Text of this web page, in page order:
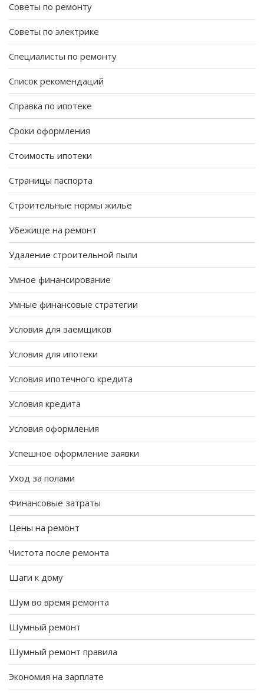
Советы по ремонту
Советы по электрике
Специалисты по ремонту
Список рекомендаций
Справка по ипотеке
Сроки оформления
Стоимость ипотеки
Страницы паспорта
Строительные нормы жилье
Убежище на ремонт
Удаление строительной пыли
Умное финансирование
Умные финансовые стратегии
Условия для заемщиков
Условия для ипотеки
Условия ипотечного кредита
Условия кредита
Условия оформления
Успешное оформление заявки
Уход за полами
Финансовые затраты
Цены на ремонт
Чистота после ремонта
Шаги к дому
Шум во время ремонта
Шумный ремонт
Шумный ремонт правила
Экономия на зарплате